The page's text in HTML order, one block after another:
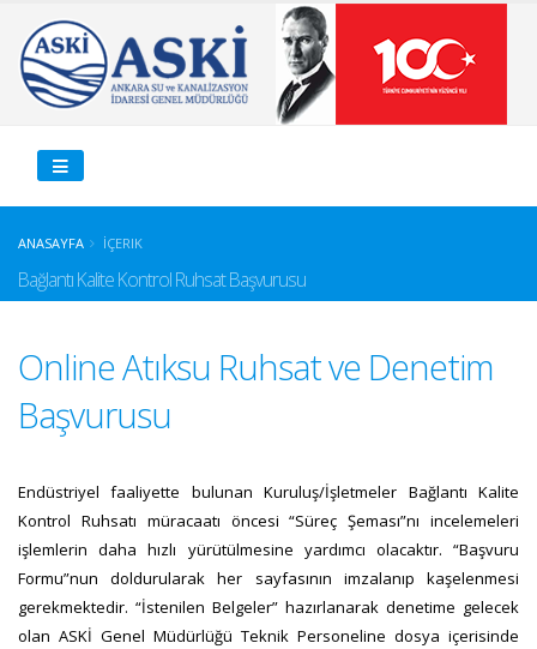
ANASAYFA İÇERIK
Bağlantı Kalite Kontrol Ruhsat Başvurusu
Online Atıksu Ruhsat ve Denetim
Başvurusu
Endüstriyel faaliyette bulunan Kuruluş/İşletmeler Bağlantı Kalite
Kontrol Ruhsatı müracaatı öncesi “Süreç Şeması”nı incelemeleri
işlemlerin daha hızlı yürütülmesine yardımcı olacaktır. “Başvuru
Formu”nun doldurularak her sayfasının imzalanıp kaşelenmesi
gerekmektedir. “İstenilen Belgeler” hazırlanarak denetime gelecek
olan ASKİ Genel Müdürlüğü Teknik Personeline dosya içerisinde